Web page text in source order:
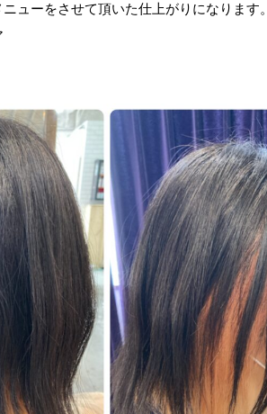
ューをさせて頂いた仕上がりになります。